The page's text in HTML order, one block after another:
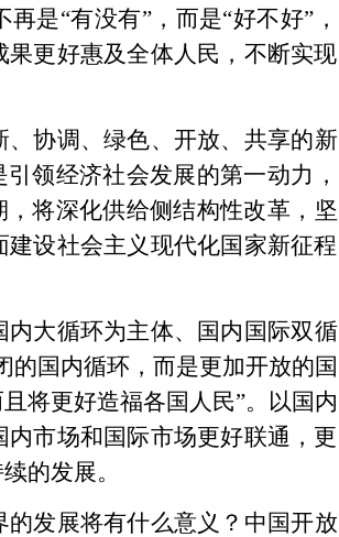
再是“有没有”，而是“好不好”，
更好惠及全体人民，不断实现
协调、绿色、开放、共享的新
领经济社会发展的第一动力，
将深化供给侧结构性改革，坚
设社会主义现代化国家新征程
内大循环为主体、国内国际双循
的国内循环，而是更加开放的国
将更好造福各国人民”。以国内
市场和国际市场更好联通，更
的发展。
发展将有什么意义？ 中国开放